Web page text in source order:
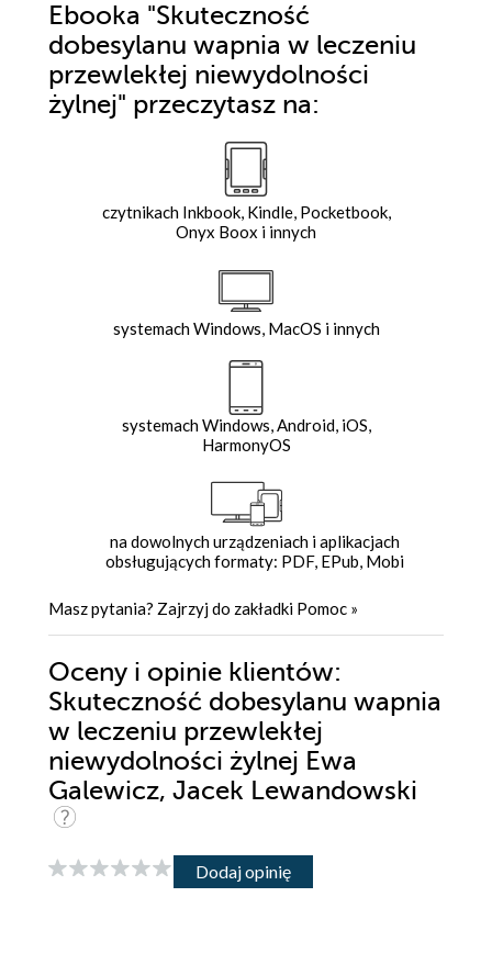
Ebooka "Skuteczność
dobesylanu wapnia w leczeniu
przewlekłej niewydolności
żylnej" przeczytasz na:
czytnikach Inkbook, Kindle, Pocketbook,
Onyx Boox i innych
systemach Windows, MacOS i innych
systemach Windows, Android, iOS,
HarmonyOS
na dowolnych urządzeniach i aplikacjach
obsługujących formaty: PDF, EPub, Mobi
Masz pytania? Zajrzyj do zakładki Pomoc »
Oceny i opinie klientów:
Skuteczność dobesylanu wapnia
w leczeniu przewlekłej
niewydolności żylnej Ewa
Galewicz, Jacek Lewandowski
Dodaj opinię